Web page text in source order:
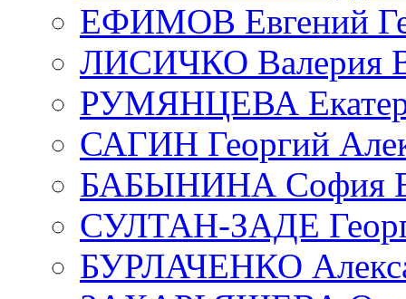
ЕФИМОВ Евгений
ЛИСИЧКО Валерия
РУМЯНЦЕВА
САГИН Георгий
БАБЫНИНА София
СУЛТАН-ЗАДЕ
БУРЛАЧЕНКО